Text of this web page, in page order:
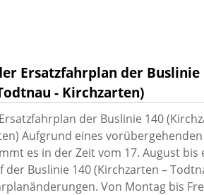
Ersatzfahrplan der Buslinie
- Kirchzarten)
der Buslinie 140
Aufgrund eines vorübergehenden
es in der Zeit vom 17. August bis
der Buslinie 140 (Kirchzarten –
Von Montag bis